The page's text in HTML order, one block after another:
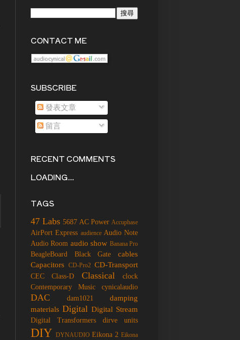
CONTACT ME
SUBSCRIBE
發表文章
留言
RECENT COMMENTS
LOADING...
TAGS
47 Labs 5687 AC Power Accuphase
AirPort Express audience Audio Note
Audio Room audio show Banana Pro
BeagleBoard Black Gate
cables
Capacitors CD-Pro2 CD-Transport
CEC Class-D Classical
clock
Contemporary Music
cynicalaudio
DAC dam1021
damping
materials Digital Digital Stream
Digital Transformers dirve units
DIY DYNAUDIO Eikona 2 Eikona